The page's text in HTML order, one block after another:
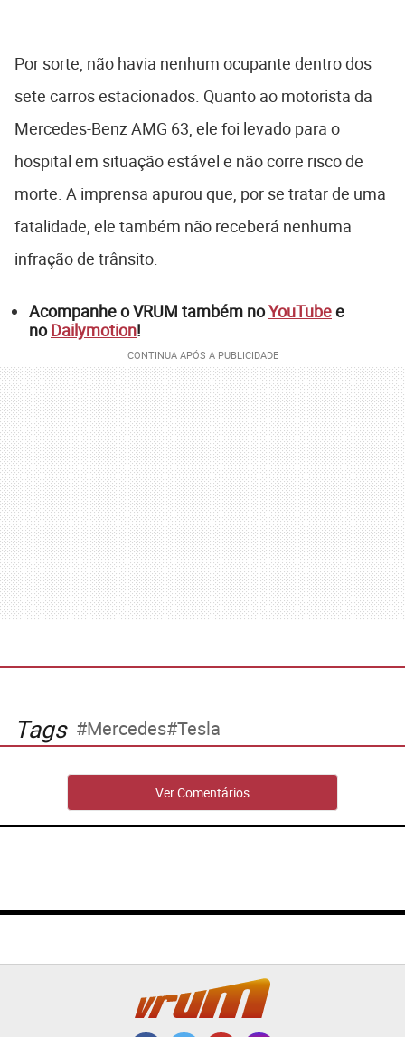
Por sorte, não havia nenhum ocupante dentro dos
sete carros estacionados. Quanto ao motorista da
Mercedes-Benz AMG 63, ele foi levado para o
hospital em situação estável e não corre risco de
morte. A imprensa apurou que, por se tratar de uma
fatalidade, ele também não receberá nenhuma
infração de trânsito.
Acompanhe o VRUM também noYouTubee
noDailymotion!
Tags Mercedes Tesla
Ver Comentários